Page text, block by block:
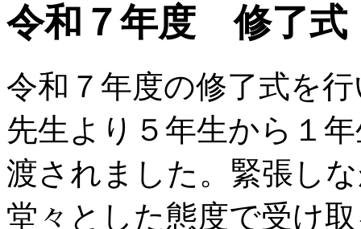
令和７年度 修了式
令和７年度の修了式を
先生より５年生から１
渡されました。緊張し
堂々とした態度で受け